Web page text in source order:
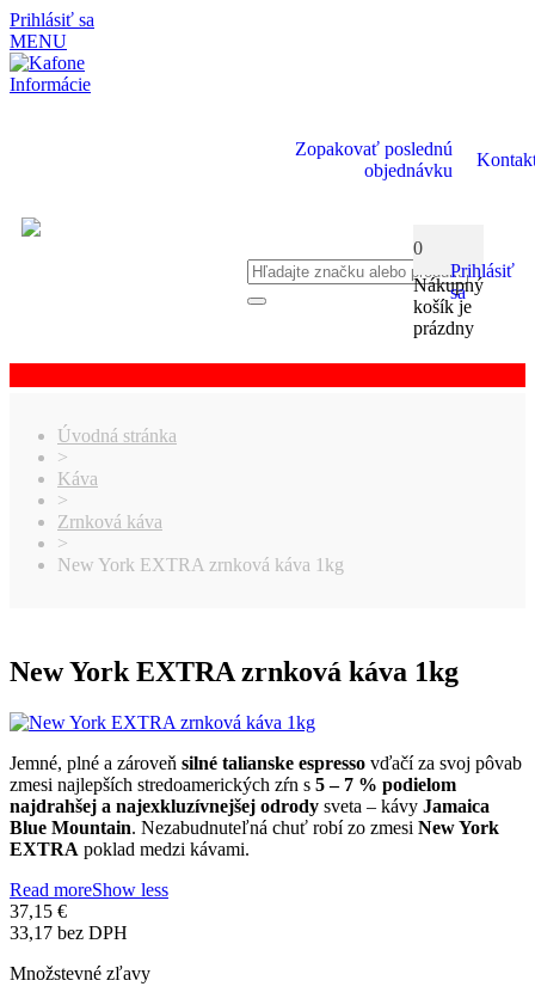
Prihlásiť sa
MENU
Informácie
Zopakovať poslednú
objednávku
0
Nákupný
košík je
prázdny
Prihlásiť
sa
Úvodná stránka
>
Káva
>
Zrnková káva
>
New York EXTRA zrnková káva 1kg
New York EXTRA zrnková káva 1kg
Jemné, plné a zároveň silné talianske espresso vďačí za svoj pôvab
zmesi najlepších stredoamerických zŕn s 5 – 7 % podielom
najdrahšej a najexkluzívnejšej odrody sveta – kávy Jamaica
Blue Mountain. Nezabudnuteľná chuť robí zo zmesi New York
EXTRA poklad medzi kávami.
Read moreShow less
37,15 €
33,17 bez DPH
Množstevné zľavy